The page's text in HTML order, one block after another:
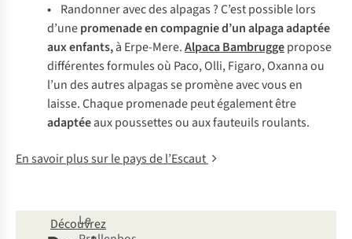
• Randonner avec des alpagas ? C’est possible lors
d’unepromenade en compagnie d’un alpaga adaptée
aux enfants,à Erpe-Mere.Alpaca Bambruggepropose
différentes formules où Paco, Olli, Figaro, Oxanna ou
l’un des autres alpagas se promène avec vous en
laisse. Chaque promenade peut également être
adaptéeaux poussettes ou aux fauteuils roulants.
En savoir plus sur le pays de l’Escaut
Le
Découvrez